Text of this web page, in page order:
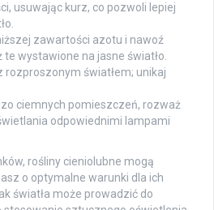
usuwając kurz, co pozwoli lepiej
zawartości azotu i nawoź
te wystawione na jasne światło.
rozproszonym światłem; unikaj
ciemnych pomieszczeń, rozważ
odpowiednimi lampami
rośliny cieniolubne mogą
o optymalne warunki dla ich
światła może prowadzić do